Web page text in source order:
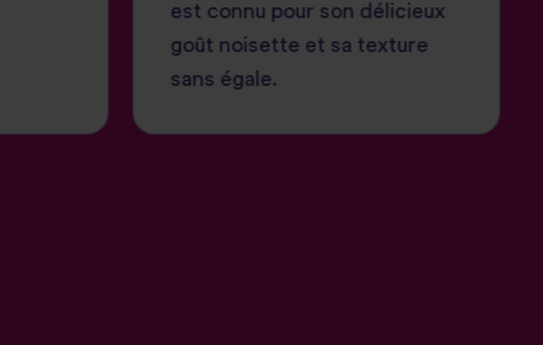
est connu pour son délicieux
goût noisette et sa texture
sans égale.